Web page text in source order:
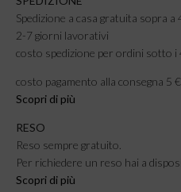
Spedizione a casa gratuita sopra a
2-7 giorni lavorativi
costo spedizione per ordini sotto i
costo pagamento alla consegna 5 €
Scopri di più
RESO
Reso sempre gratuito.
Per richiedere un reso hai a
Scopri di più